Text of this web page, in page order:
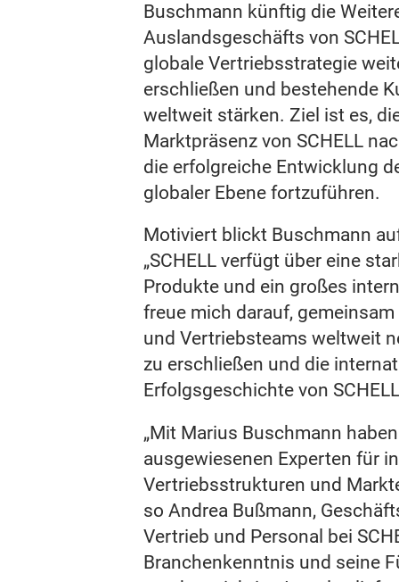
Buschmann künftig die
Auslandsgeschäfts von
globale Vertriebsstrategie
erschließen und bestehende
weltweit stärken. Ziel ist es,
Marktpräsenz von SCHELL
die erfolgreiche Entwicklung
globaler Ebene fortzuführen.
Motiviert blickt Buschmann
„SCHELL verfügt über eine
Produkte und ein großes
freue mich darauf,
und Vertriebsteams weltweit
zu erschließen und die
Erfolgsgeschichte von
„Mit Marius Buschmann
ausgewiesenen Experten für
Vertriebsstrukturen und
so Andrea Bußmann,
Vertrieb und Personal bei
Branchenkenntnis und seine